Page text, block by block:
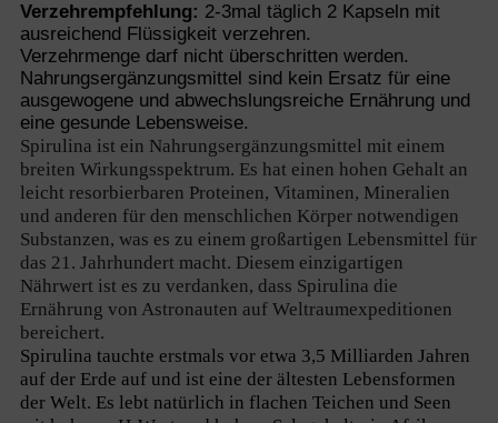
Verzehrempfehlung: 2-3mal täglich 2 Kapseln mit
ausreichend Flüssigkeit verzehren.
Verzehrmenge darf nicht überschritten werden.
Nahrungsergänzungsmittel sind kein Ersatz für eine
ausgewogene und abwechslungsreiche Ernährung und
eine gesunde Lebensweise.
Spirulina ist ein Nahrungsergänzungsmittel mit einem
breiten Wirkungsspektrum. Es hat einen hohen Gehalt an
leicht resorbierbaren Proteinen, Vitaminen, Mineralien
und anderen für den menschlichen Körper notwendigen
Substanzen, was es zu einem großartigen Lebensmittel für
das 21. Jahrhundert macht. Diesem einzigartigen
Nährwert ist es zu verdanken, dass Spirulina die
Ernährung von Astronauten auf Weltraumexpeditionen
bereichert.
Spirulina tauchte erstmals vor etwa 3,5 Milliarden Jahren
auf der Erde auf und ist eine der ältesten Lebensformen
der Welt. Es lebt natürlich in flachen Teichen und Seen